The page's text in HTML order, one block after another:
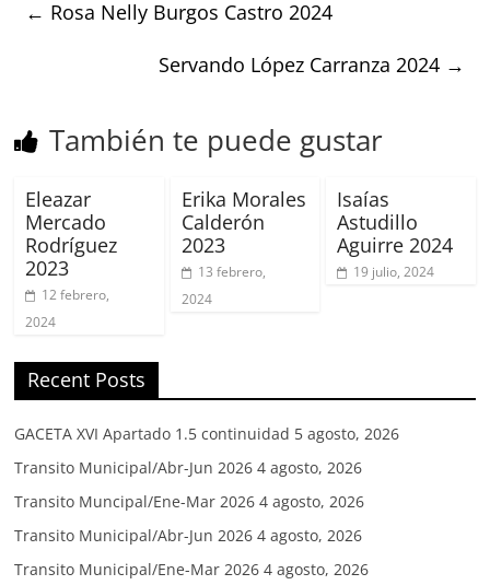
← Rosa Nelly Burgos Castro 2024
Servando López Carranza 2024 →
También te puede gustar
Eleazar
Mercado
Rodríguez
2023
12 febrero,
2024
Erika Morales
Calderón
2023
13 febrero,
2024
Isaías
Astudillo
Aguirre 2024
19 julio, 2024
Recent Posts
GACETA XVI Apartado 1.5 continuidad 5 agosto, 2026
Transito Municipal/Abr-Jun 2026 4 agosto, 2026
Transito Muncipal/Ene-Mar 2026 4 agosto, 2026
Transito Municipal/Abr-Jun 2026 4 agosto, 2026
Transito Municipal/Ene-Mar 2026 4 agosto, 2026